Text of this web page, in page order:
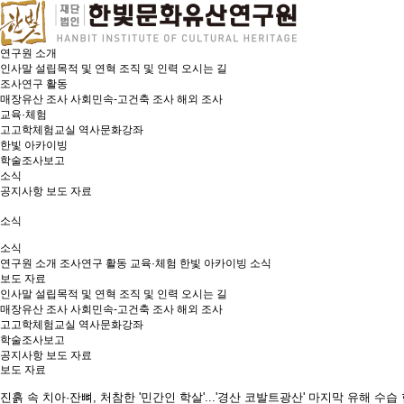
연구원 소개
인사말 설립목적 및 연혁 조직 및 인력 오시는 길
조사연구 활동
매장유산 조사 사회민속-고건축 조사 해외 조사
교육·체험
고고학체험교실 역사문화강좌
한빛 아카이빙
학술조사보고
소식
공지사항 보도 자료
소식
소식
연구원 소개 조사연구 활동 교육·체험 한빛 아카이빙 소식
보도 자료
인사말 설립목적 및 연혁 조직 및 인력 오시는 길
매장유산 조사 사회민속-고건축 조사 해외 조사
고고학체험교실 역사문화강좌
학술조사보고
공지사항 보도 자료
보도 자료
진흙 속 치아·잔뼈, 처참한 '민간인 학살'...'경산 코발트광산' 마지막 유해 수습